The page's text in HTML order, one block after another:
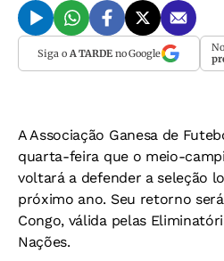
Siga o A TARDEno Google
A Associação Ganesa de
quarta-feira que o meio-
voltará a defender a seleção
próximo ano. Seu retorno
Congo, válida pelas
Nações.